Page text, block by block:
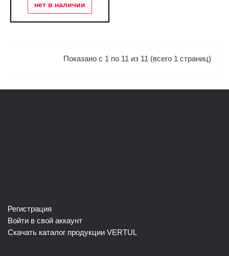
нет в наличии
Показано с 1 по 11 из 11 (всего 1 страниц)
Регистрация
Войти в свой аккаунт
Скачать каталог продукции VERTUL